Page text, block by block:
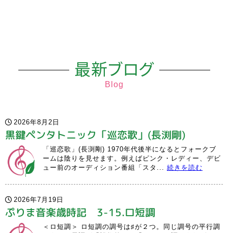
最新ブログ
Blog
2026年8月2日
黒鍵ペンタトニック「巡恋歌」(長渕剛)
「巡恋歌」(長渕剛) 1970年代後半になるとフォークブ
ームは陰りを見せます。例えばピンク・レディー、デビ
ュー前のオーディション番組「スタ... 続きを読む
2026年7月19日
ぷりま音楽歳時記 3-15.ロ短調
＜ロ短調＞ ロ短調の調号は♯が２つ。同じ調号の平行調